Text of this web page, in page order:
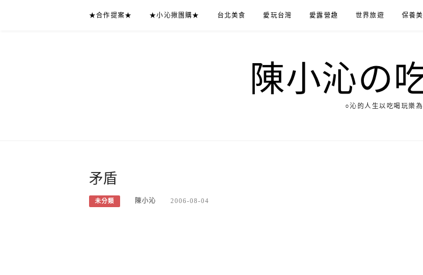
★合作提案★ ★小沁揪團購★ 台北美食 愛玩台灣 愛露營趣 世界旅遊 保養
陳小沁の
○沁的人生以吃喝玩樂
矛盾
未分類 陳小沁 2006-08-04